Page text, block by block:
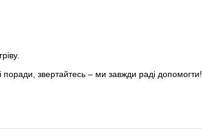
звертайтесь – ми завжди раді допомогти!